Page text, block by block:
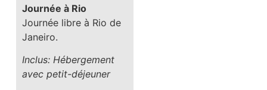
Journée à Rio
Journée libre à Rio de
Janeiro.
Inclus: Hébergement
avec petit-déjeuner